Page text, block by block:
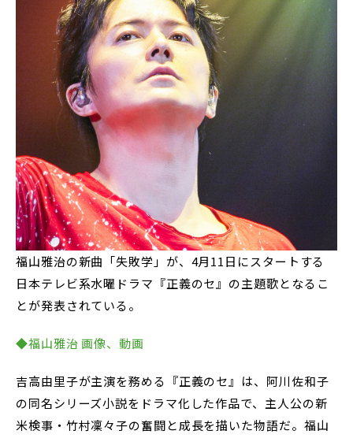
福山雅治の新曲「失敗学」が、4月11日にスタートする
日本テレビ系水曜ドラマ『正義のセ』の主題歌となるこ
とが発表されている。
◆福山雅治 画像、動画
吉高由里子が主演を務める『正義のセ』は、阿川佐和子
の同名シリーズ小説をドラマ化した作品で、主人公の新
米検事・竹村凜々子の奮闘と成長を描いた物語だ。福山